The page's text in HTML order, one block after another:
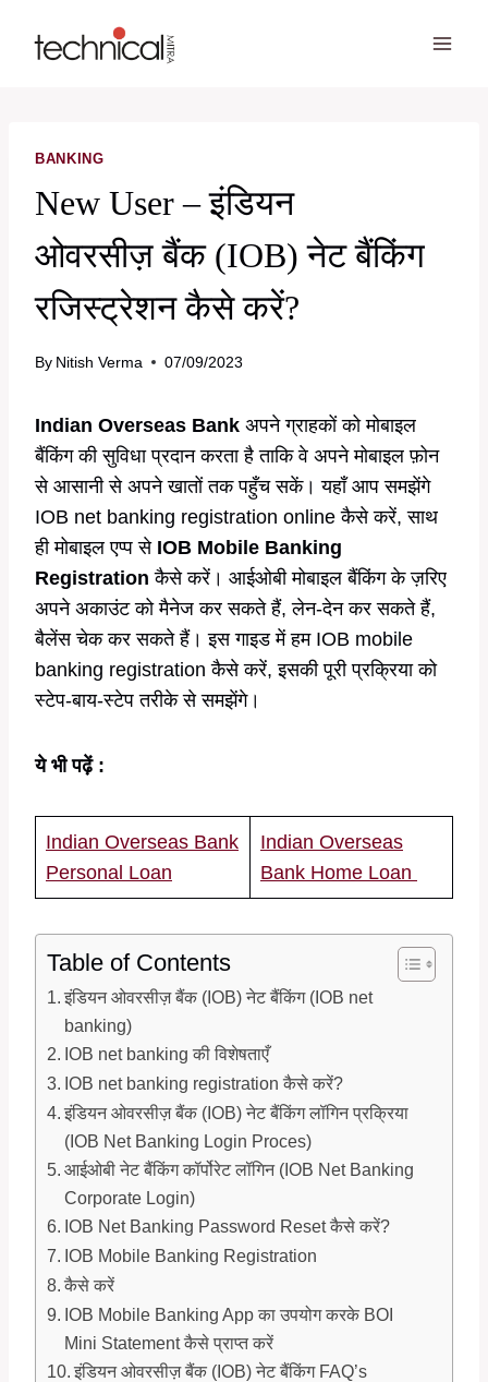
BANKING
New User – इंडियन
ओवरसीज़ बैंक (IOB) नेट बैंकिंग
रजिस्ट्रेशन कैसे करें?
By Nitish Verma 07/09/2023
Indian Overseas Bank अपने ग्राहकों को मोबाइल
बैंकिंग की सुविधा प्रदान करता है ताकि वे अपने मोबाइल फ़ोन
से आसानी से अपने खातों तक पहुँच सकें। यहाँ आप समझेंगे
IOB net banking registration online कैसे करें, साथ
ही मोबाइल एप्प से IOB Mobile Banking
Registration कैसे करें। आईओबी मोबाइल बैंकिंग के ज़रिए
अपने अकाउंट को मैनेज कर सकते हैं, लेन-देन कर सकते हैं,
बैलेंस चेक कर सकते हैं। इस गाइड में हम IOB mobile
banking registration कैसे करें, इसकी पूरी प्रक्रिया को
स्टेप-बाय-स्टेप तरीके से समझेंगे।
ये भी पढ़ें :
Indian Overseas Bank
Personal Loan
Indian Overseas
Bank Home Loan
Table of Contents
इंडियन ओवरसीज़ बैंक (IOB) नेट बैंकिंग (IOB net
banking)
IOB net banking की विशेषताएँ
IOB net banking registration कैसे करें?
इंडियन ओवरसीज़ बैंक (IOB) नेट बैंकिंग लॉगिन प्रक्रिया
(IOB Net Banking Login Proces)
आईओबी नेट बैंकिंग कॉर्पोरेट लॉगिन (IOB Net Banking
Corporate Login)
IOB Net Banking Password Reset कैसे करें?
IOB Mobile Banking Registration
कैसे करें
IOB Mobile Banking App का उपयोग करके BOI
Mini Statement कैसे प्राप्त करें
इंडियन ओवरसीज़ बैंक (IOB) नेट बैंकिंग FAQ’s